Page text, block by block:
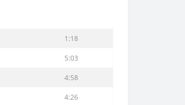
1:18
5:03
4:58
4:26